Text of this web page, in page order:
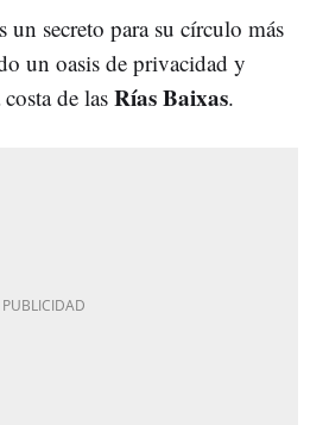
secreto para su círculo más
un oasis de privacidad y
de las Rías Baixas.